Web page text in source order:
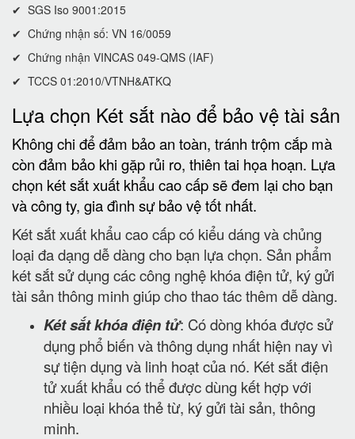
✔ SGS Iso 9001:2015
✔ Chứng nhận số: VN 16/0059
✔ Chứng nhận VINCAS 049-QMS (IAF)
✔ TCCS 01:2010/VTNH&ATKQ
Lựa chọn Két sắt nào để bảo vệ tài sản
Không chi để đảm bảo an toàn, tránh trộm cắp mà
còn đảm bảo khi gặp rủi ro, thiên tai họa hoạn. Lựa
chọn két sắt xuất khẩu cao cấp sẽ đem lại cho bạn
và công ty, gia đình sự bảo vệ tốt nhất.
Két sắt xuất khẩu cao cấp có kiểu dáng và chủng
loại đa dạng dễ dàng cho bạn lựa chọn. Sản phẩm
két sắt sử dụng các công nghệ khóa điện tử, ký gửi
tài sản thông minh giúp cho thao tác thêm dễ dàng.
Két sắt khóa điện tử: Có dòng khóa được sử
dụng phổ biến và thông dụng nhất hiện nay vì
sự tiện dụng và linh hoạt của nó. Két sắt điện
tử xuất khẩu có thể được dùng kết hợp với
nhiều loại khóa thẻ từ, ký gửi tài sản, thông
minh.